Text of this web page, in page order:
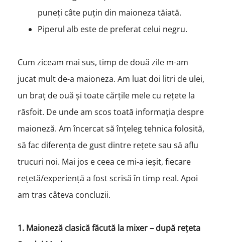
puneți câte puțin din maioneza tăiată.
Piperul alb este de preferat celui negru.
Cum ziceam mai sus, timp de două zile m-am
jucat mult de-a maioneza. Am luat doi litri de ulei,
un braț de ouă și toate cărțile mele cu rețete la
răsfoit. De unde am scos toată informația despre
maioneză. Am încercat să înțeleg tehnica folosită,
să fac diferența de gust dintre rețete sau să aflu
trucuri noi. Mai jos e ceea ce mi-a ieșit, fiecare
rețetă/experiență a fost scrisă în timp real. Apoi
am tras câteva concluzii.
1.Maioneză clasică făcută la mixer – după rețeta